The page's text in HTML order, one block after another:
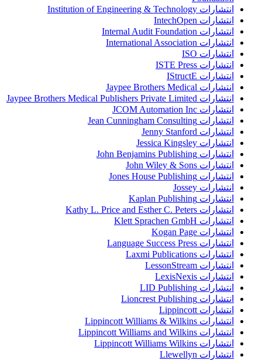
انتشارات Institution of Engineering & Technology
انتشارات IntechOpen
انتشارات Internal Audit Foundation
انتشارات International Association
انتشارات ISO
انتشارات ISTE Press
انتشارات IStructE
انتشارات Jaypee Brothers Medical
انتشارات Jaypee Brothers Medical Publishers Private Limited
انتشارات JCOM Automation Inc
انتشارات Jean Cunningham Consulting
انتشارات Jenny Stanford
انتشارات Jessica Kingsley
انتشارات John Benjamins Publishing
انتشارات John Wiley & Sons
انتشارات Jones House Publishing
انتشارات Jossey
انتشارات Kaplan Publishing
انتشارات Kathy L. Price and Esther C. Peters
انتشارات Klett Sprachen GmbH
انتشارات Kogan Page
انتشارات Language Success Press
انتشارات Laxmi Publications
انتشارات LessonStream
انتشارات LexisNexis
انتشارات LID Publishing
انتشارات Lioncrest Publishing
انتشارات Lippincott
انتشارات Lippincott Williams & Wilkins
انتشارات Lippincott Williams and Wilkins
انتشارات Lippincott Williams Wilkins
انتشارات Llewellyn